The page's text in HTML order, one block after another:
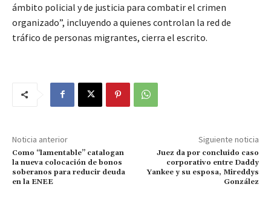
ámbito policial y de justicia para combatir el crimen
organizado”, incluyendo a quienes controlan la red de
tráfico de personas migrantes, cierra el escrito.
Noticia anterior
Como “lamentable” catalogan
la nueva colocación de bonos
soberanos para reducir deuda
en la ENEE
Siguiente noticia
Juez da por concluido caso
corporativo entre Daddy
Yankee y su esposa, Mireddys
González